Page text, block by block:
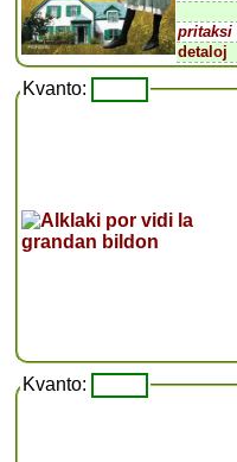
pritaksi
detaloj
Kvanto:
Kvanto: